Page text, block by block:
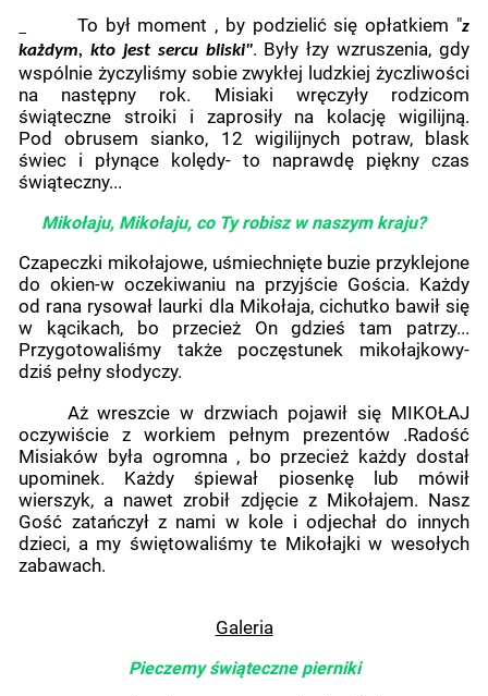
To był moment , by podzielić się opłatkiem "z
każdym, kto jest sercu bliski". Były łzy wzruszenia, gdy
wspólnie życzyliśmy sobie zwykłej ludzkiej życzliwości
na następny rok. Misiaki wręczyły rodzicom
świąteczne stroiki i zaprosiły na kolację wigilijną.
Pod obrusem sianko, 12 wigilijnych potraw, blask
świec i płynące kolędy- to naprawdę piękny czas
świąteczny...
Mikołaju, Mikołaju, co Ty robisz w naszym kraju?
Czapeczki mikołajowe, uśmiechnięte buzie przyklejone
do okien-w oczekiwaniu na przyjście Gościa. Każdy
od rana rysował laurki dla Mikołaja, cichutko bawił się
w kącikach, bo przecież On gdzieś tam patrzy...
Przygotowaliśmy także poczęstunek mikołajkowy-
dziś pełny słodyczy.
Aż wreszcie w drzwiach pojawił się MIKOŁAJ
oczywiście z workiem pełnym prezentów .Radość
Misiaków była ogromna , bo przecież każdy dostał
upominek. Każdy śpiewał piosenkę lub mówił
wierszyk, a nawet zrobił zdjęcie z Mikołajem. Nasz
Gość zatańczył z nami w kole i odjechał do innych
dzieci, a my świętowaliśmy te Mikołajki w wesołych
zabawach.
Galeria
Pieczemy świąteczne pierniki